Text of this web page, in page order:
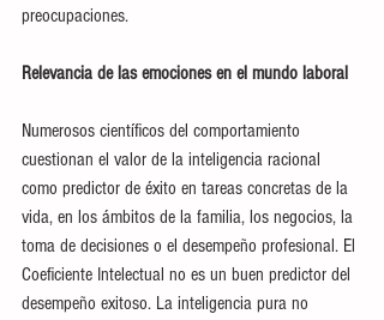
preocupaciones.
Relevancia de las emociones en el mundo laboral
Numerosos científicos del comportamiento
cuestionan el valor de la inteligencia racional
como predictor de éxito en tareas concretas de la
vida, en los ámbitos de la familia, los negocios, la
toma de decisiones o el desempeño profesional. El
Coeficiente Intelectual no es un buen predictor del
desempeño exitoso. La inteligencia pura no